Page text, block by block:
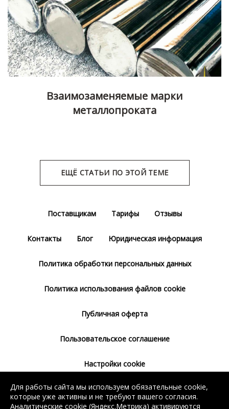
Взаимозаменяемые марки
металлопроката
ЕЩЁ СТАТЬИ ПО ЭТОЙ ТЕМЕ
Поставщикам Тарифы Отзывы
Контакты Блог Юридическая информация
Политика обработки персональных данных
Политика использования файлов cookie
Публичная оферта
Пользовательское соглашение
Настройки cookie
Согласие на использование сервиса
Яндекс.Метрика
Для работы сайта мы используем обязательные cookie,
которые уже активны и не требуют вашего согласия.
Аналитические cookie (Яндекс.Метрика) активируются